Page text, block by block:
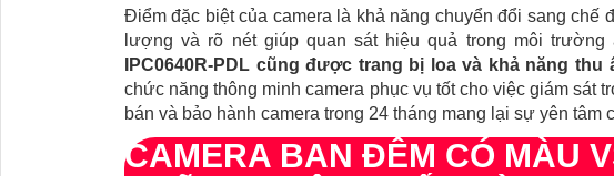
Điểm đặc biệt của camera là khả năng chuyển đổi sang chế
lượng và rõ nét giúp quan sát hiệu quả trong môi trường
IPC0640R-PDL cũng được trang bị loa và khả năng thu
chức năng thông minh camera phục vụ tốt cho việc giám sát
bán và bảo hành camera trong 24 tháng mang lại sự yên tâm
CAMERA BAN ĐÊM CÓ MÀU